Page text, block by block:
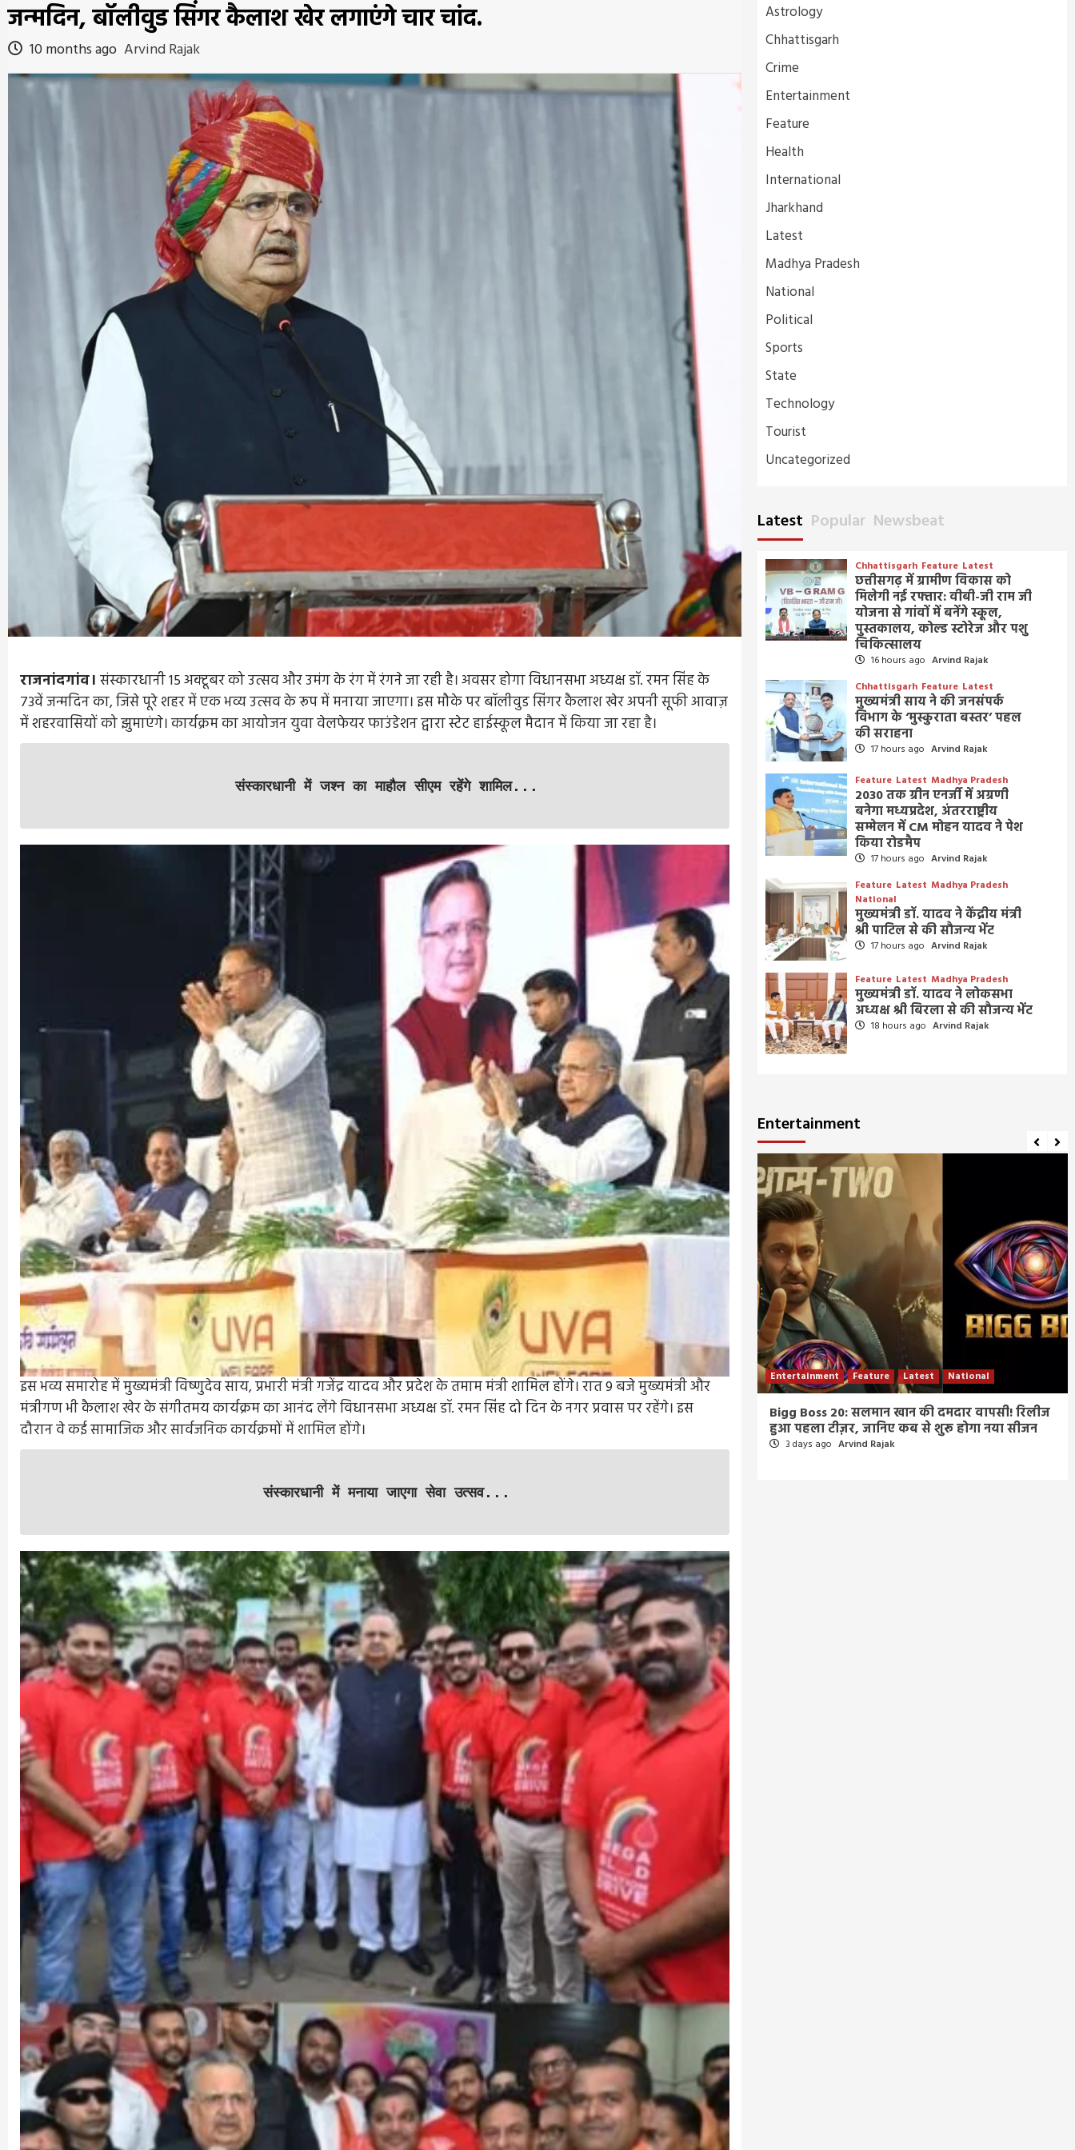
जन्मदिन, बॉलीवुड सिंगर कैलाश खेर लगाएंगे चार चांद.
10 months ago Arvind Rajak
राजनांदगांव। संस्कारधानी 15 अक्टूबर को उत्सव और उमंग के रंग में रंगने जा रही है। अवसर होगा विधानसभा अध्यक्ष डॉ. रमन सिंह के
73वें जन्मदिन का, जिसे पूरे शहर में एक भव्य उत्सव के रूप में मनाया जाएगा। इस मौके पर बॉलीवुड सिंगर कैलाश खेर अपनी सूफी आवाज़
में शहरवासियों को झुमाएंगे। कार्यक्रम का आयोजन युवा वेलफेयर फाउंडेशन द्वारा स्टेट हाईस्कूल मैदान में किया जा रहा है।
संस्कारधानी में जश्न का माहौल सीएम रहेंगे शामिल...
इस भव्य समारोह में मुख्यमंत्री विष्णुदेव साय, प्रभारी मंत्री गजेंद्र यादव और प्रदेश के तमाम मंत्री शामिल होंगे। रात 9 बजे मुख्यमंत्री और
मंत्रीगण भी कैलाश खेर के संगीतमय कार्यक्रम का आनंद लेंगे विधानसभा अध्यक्ष डॉ. रमन सिंह दो दिन के नगर प्रवास पर रहेंगे। इस
दौरान वे कई सामाजिक और सार्वजनिक कार्यक्रमों में शामिल होंगे।
संस्कारधानी में मनाया जाएगा सेवा उत्सव...
Astrology
Chhattisgarh
Crime
Entertainment
Feature
Health
International
Jharkhand
Latest
Madhya Pradesh
National
Political
Sports
State
Technology
Tourist
Uncategorized
Latest Popular Newsbeat
Chhattisgarh Feature Latest
छत्तीसगढ़ में ग्रामीण विकास को
मिलेगी नई रफ्तार: वीबी-जी राम जी
योजना से गांवों में बनेंगे स्कूल,
पुस्तकालय, कोल्ड स्टोरेज और पशु
चिकित्सालय
16 hours ago Arvind Rajak
Chhattisgarh Feature Latest
मुख्यमंत्री साय ने की जनसंपर्क
विभाग के ‘मुस्कुराता बस्तर’ पहल
की सराहना
17 hours ago Arvind Rajak
Feature Latest Madhya Pradesh
2030 तक ग्रीन एनर्जी में अग्रणी
बनेगा मध्यप्रदेश, अंतरराष्ट्रीय
सम्मेलन में CM मोहन यादव ने पेश
किया रोडमैप
17 hours ago Arvind Rajak
Feature Latest Madhya Pradesh
National
मुख्यमंत्री डॉ. यादव ने केंद्रीय मंत्री
श्री पाटिल से की सौजन्य भेंट
17 hours ago Arvind Rajak
Feature Latest Madhya Pradesh
मुख्यमंत्री डॉ. यादव ने लोकसभा
अध्यक्ष श्री बिरला से की सौजन्य भेंट
18 hours ago Arvind Rajak
Entertainment
Entertainment Feature Latest National
दिग्गज पार्श्व गायिका जमुना रानी का निधन, 88 वर्ष की उम्र
आवाज
Entertainment Feature Latest National
Bigg Boss 20: सलमान खान की दमदार वापसी! रिलीज
हुआ पहला टीज़र, जानिए कब से शुरू होगा नया सीजन
3 days ago Arvind Rajak